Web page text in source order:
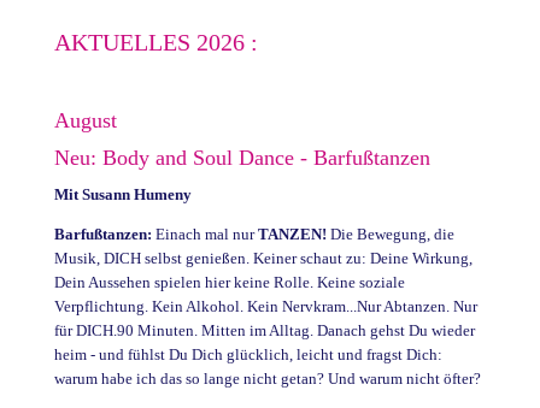
AKTUELLES 2026 :
August
Neu: Body and Soul Dance - Barfußtanzen
Mit Susann Humeny
Barfußtanzen: Einach mal nurTANZEN! Die Bewegung, die
Musik, DICH selbst genießen. Keiner schaut zu: Deine Wirkung,
Dein Aussehen spielen hier keine Rolle. Keine soziale
Verpflichtung. Kein Alkohol. Kein Nervkram...Nur Abtanzen. Nur
für DICH.90 Minuten. Mitten im Alltag. Danach gehst Du wieder
heim - und fühlst Du Dich glücklich, leicht und fragst Dich:
warum habe ich das so lange nicht getan? Und warum nicht öfter?